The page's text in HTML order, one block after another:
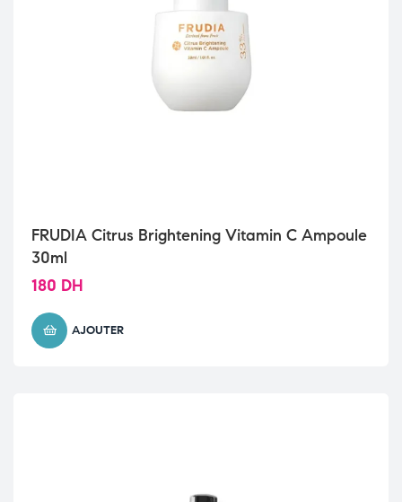
FRUDIA Citrus Brightening Vitamin C Ampoule
30ml
180 DH
AJOUTER